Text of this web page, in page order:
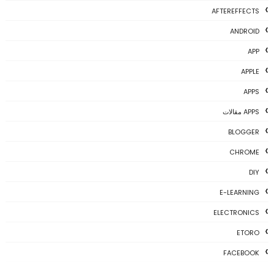
AFTEREFFECTS
ANDROID
APP
APPLE
APPS
APPS مقالات
BLOGGER
CHROME
DIY
E-LEARNING
ELECTRONICS
ETORO
FACEBOOK